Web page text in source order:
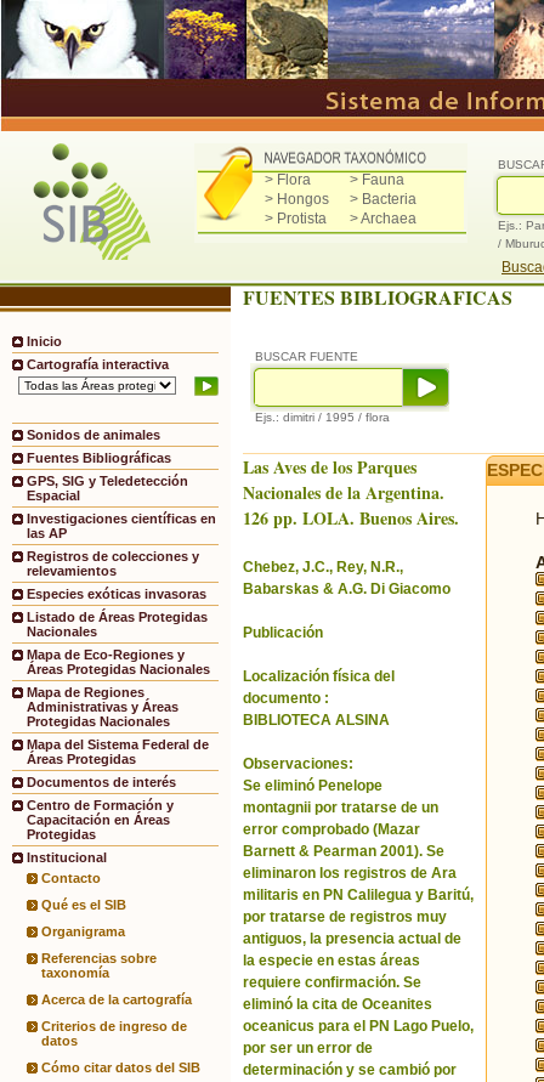
> Flora
> Fauna
> Hongos
> Bacteria
> Protista
> Archaea
Ejs.:
/
Inicio
Cartografía interactiva
Sonidos de animales
Fuentes Bibliográficas
GPS, SIG y Teledetección
Espacial
Investigaciones científicas en
las AP
Registros de colecciones y
relevamientos
Especies exóticas invasoras
Listado de Áreas Protegidas
Nacionales
Mapa de Eco-Regiones y
Áreas Protegidas Nacionales
Mapa de Regiones
Administrativas y Áreas
Protegidas Nacionales
Mapa del Sistema Federal de
Áreas Protegidas
Documentos de interés
Centro de Formación y
Capacitación en Áreas
Protegidas
Institucional
Contacto
Qué es el SIB
Organigrama
Referencias sobre
taxonomía
Acerca de la cartografía
Criterios de ingreso de
datos
Cómo citar datos del SIB
FUENTES BIBLIOGRAFICAS
BUSCAR FUENTE
Ejs.: dimitri / 1995 / flora
Las Aves de los Parques
Nacionales de la Argentina.
126 pp. LOLA. Buenos Aires.
Chebez, J.C., Rey, N.R.,
Babarskas & A.G. Di Giacomo
Publicación
Localización física del
documento :
BIBLIOTECA ALSINA
Observaciones:
Se eliminó Penelope
montagnii por tratarse de un
error comprobado (Mazar
Barnett & Pearman 2001). Se
eliminaron los registros de Ara
militaris en PN Calilegua y Baritú,
por tratarse de registros muy
antiguos, la presencia actual de
la especie en estas áreas
requiere confirmación. Se
eliminó la cita de Oceanites
oceanicus para el PN Lago Puelo,
por ser un error de
determinación y se cambió por